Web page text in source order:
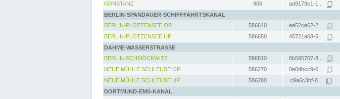
KONSTANZ
906 aa9179c1-1...
BERLIN-SPANDAUER-SCHIFFFAHRTSKANAL
BERLIN-PLÖTZENSEE OP
586640 ee52ce62-2...
BERLIN-PLÖTZENSEE UP
586650 45721a68-5...
DAHME-WASSERSTRASSE
BERLIN-SCHMÖCKWITZ
586810 6b595707-8...
NEUE MÜHLE SCHLEUSE OP
586270 0e0dbcc9-0...
NEUE MÜHLE SCHLEUSE UP
586280 c9a6c3bf-0...
DORTMUND-EMS-KANAL